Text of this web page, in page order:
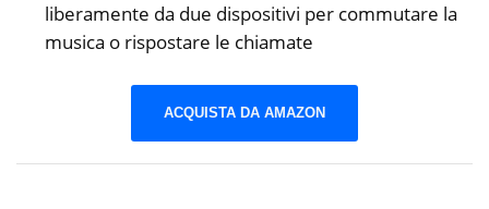
liberamente da due dispositivi per commutare la
musica o rispostare le chiamate
ACQUISTA DA AMAZON